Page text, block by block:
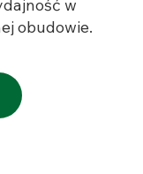
w
obudowie.